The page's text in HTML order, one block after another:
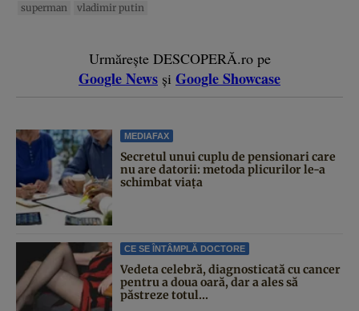
superman
vladimir putin
Urmărește DESCOPERĂ.ro pe
Google News și Google Showcase
MEDIAFAX
Secretul unui cuplu de pensionari care
nu are datorii: metoda plicurilor le-a
schimbat viața
CE SE ÎNTÂMPLĂ DOCTORE
Vedeta celebră, diagnosticată cu cancer
pentru a doua oară, dar a ales să
păstreze totul...